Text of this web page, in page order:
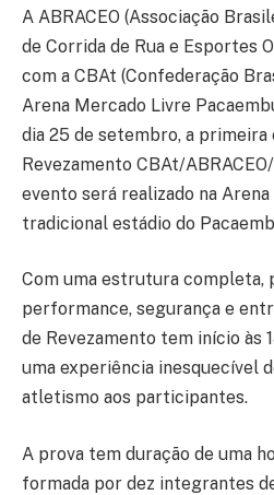
A ABRACEO (Associação
de Corrida de Rua e Esportes
com a CBAt (Confederação
Arena Mercado Livre
dia 25 de setembro, a primeira
Revezamento CBAt/
evento será realizado na
tradicional estádio do
Com uma estrutura completa,
performance, segurança e
de Revezamento tem início às
uma experiência inesquecível
atletismo aos participantes.
A prova tem duração de uma
formada por dez integrantes